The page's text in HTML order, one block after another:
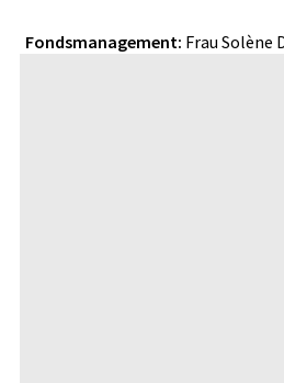
Fondsmanagement: Frau Solène